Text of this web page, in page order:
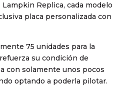
Replica, cada modelo
placa personalizada con
75 unidades para la
su condición de
con solamente unos pocos
optando a poderla pilotar.